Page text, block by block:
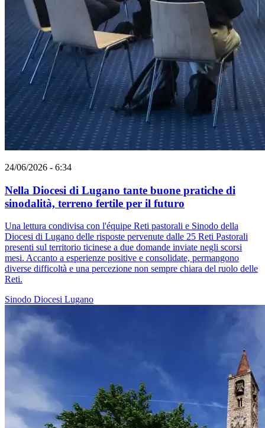
24/06/2026 - 6:34
Nella Diocesi di Lugano tante buone pratiche di
sinodalità, terreno fertile per il futuro
Una lettura condivisa con l'équipe Reti pastorali e Sinodo della
Diocesi di Lugano delle risposte pervenute dalle 25 Reti Pastorali
presenti sul territorio ticinese a due domande inviate negli scorsi
mesi. Accanto a esperienze positive e consolidate, permangono
diverse difficoltà e una percezione non sempre chiara del ruolo delle
Reti.
Sinodo Diocesi Lugano